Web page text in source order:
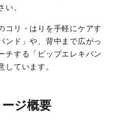
い。
コリ・はりを手軽にケアす
ンド」や、背中まで広がっ
チする「ピップエレキバン
しています。
ジ概要